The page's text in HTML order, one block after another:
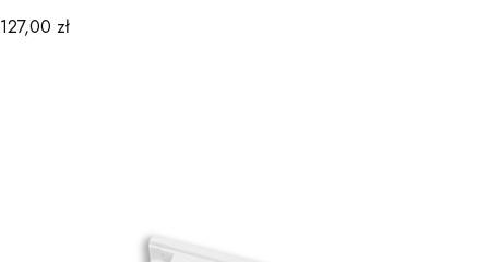
Cena
127,00 zł